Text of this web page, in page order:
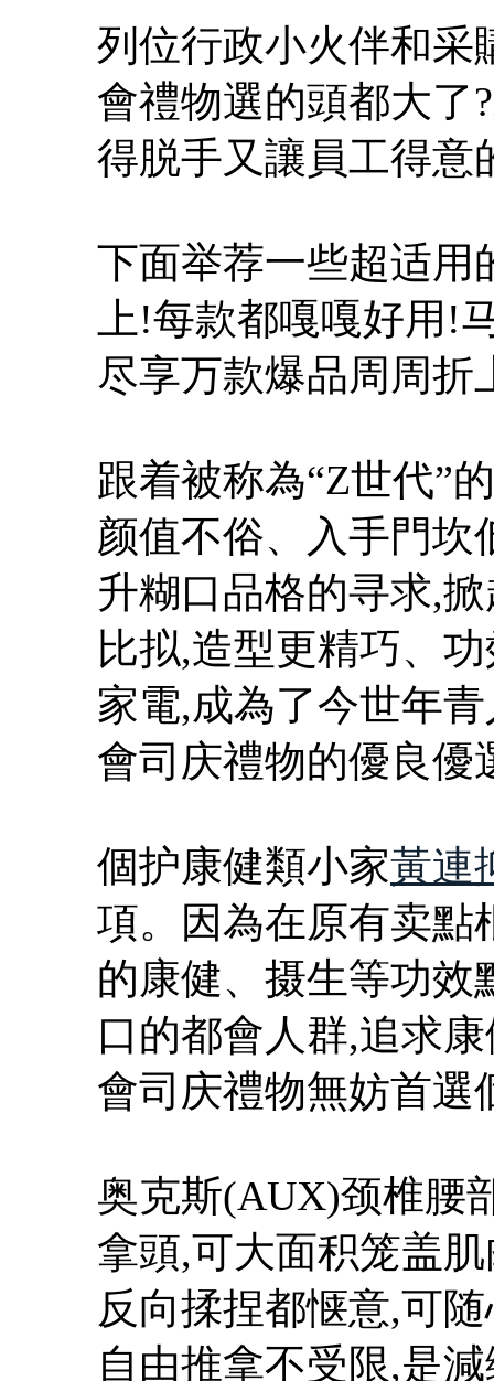
列位行政小火伴和采
會禮物選的頭都大了
得脱手又讓員工得意
下面举荐一些超适用
上!每款都嘎嘎好用!
尽享万款爆品周周折
跟着被称為“Z世代”
颜值不俗、入手門坎
升糊口品格的寻求,
比拟,造型更精巧、
家電,成為了今世年
會司庆禮物的優良優
個护康健類小家黃連
項。因為在原有卖點
的康健、摄生等功效
口的都會人群,追求
會司庆禮物無妨首選
奥克斯(AUX)颈椎腰
拿頭,可大面积笼盖
反向揉捏都惬意,可
自由推拿不受限,是